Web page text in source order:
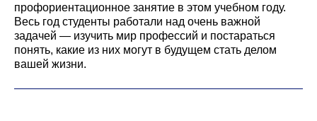
профориентационное занятие в этом учебном году.
Весь год студенты работали над очень важной
задачей — изучить мир профессий и постараться
понять, какие из них могут в будущем стать делом
вашей жизни.